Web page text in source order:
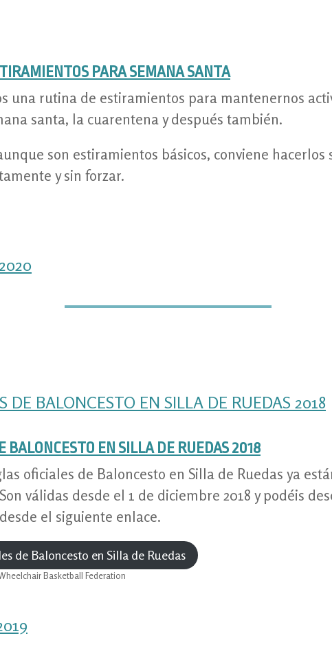
PARA SEMANA SANTA
una rutina de estiramientos para mantenernos
santa, la cuarentena y después también.
son estiramientos básicos, conviene hacerlos
y sin forzar.
BALONCESTO EN SILLA DE RUEDAS 2018
oficiales de Baloncesto en Silla de Ruedas ya
válidas desde el 1 de diciembre 2018 y podéis
el siguiente enlace.
de Baloncesto en Silla de Ruedas
Basketball Federation